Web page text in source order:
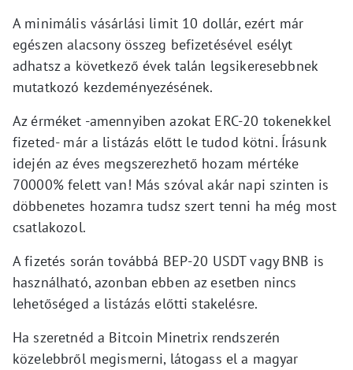
A minimális vásárlási limit 10 dollár, ezért már
egészen alacsony összeg befizetésével esélyt
adhatsz a következő évek talán legsikeresebbnek
mutatkozó kezdeményezésének.
Az érméket -amennyiben azokat ERC-20 tokenekkel
fizeted- már a listázás előtt le tudod kötni. Írásunk
idején az éves megszerezhető hozam mértéke
70000% felett van! Más szóval akár napi szinten is
döbbenetes hozamra tudsz szert tenni ha még most
csatlakozol.
A fizetés során továbbá BEP-20 USDT vagy BNB is
használható, azonban ebben az esetben nincs
lehetőséged a listázás előtti stakelésre.
Ha szeretnéd a Bitcoin Minetrix rendszerén
közelebbről megismerni, látogass el a magyar